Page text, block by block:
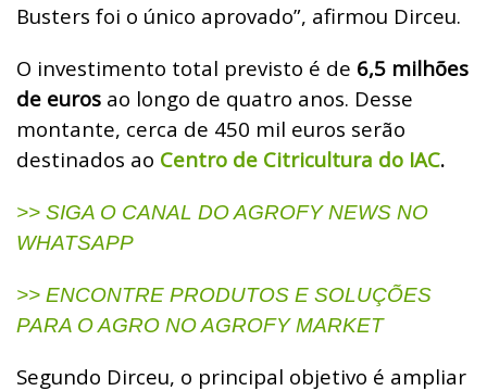
Busters foi o único aprovado”, afirmou Dirceu.
O investimento total previsto é de 6,5 milhões
de euros ao longo de quatro anos. Desse
montante, cerca de 450 mil euros serão
destinados ao Centro de Citricultura do IAC.
>> SIGA O CANAL DO AGROFY NEWS NO
WHATSAPP
>> ENCONTRE PRODUTOS E SOLUÇÕES
PARA O AGRO NO AGROFY MARKET
Segundo Dirceu, o principal objetivo é ampliar